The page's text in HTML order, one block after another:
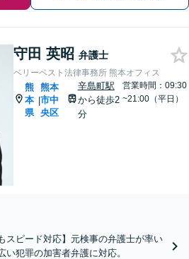
守田 英昭 弁護士
ベリーベスト法律事務所 熊本オフィス
熊
本
県
|
熊本
市中
央区
辛島町駅
から徒歩2
分
営業時間：09:30
~21:00（平日）
スピード対応】元検事の弁護士が率い
犯罪の加害者弁護に対応。